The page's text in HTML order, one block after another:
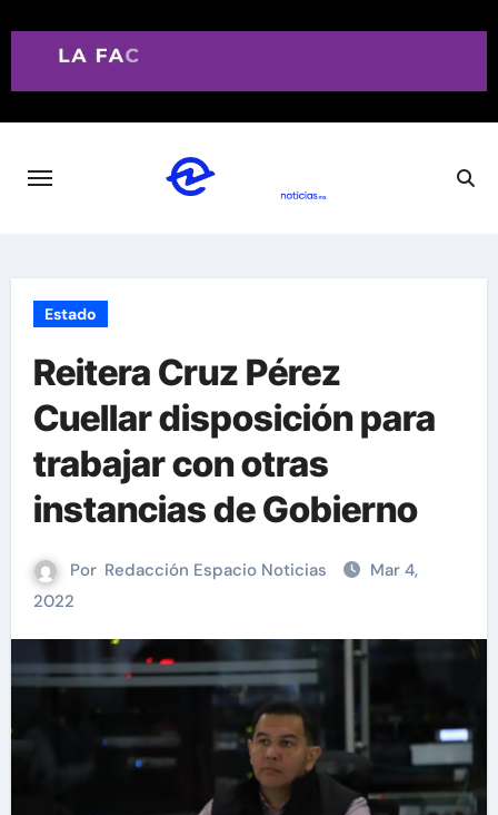
Estado
Reitera Cruz Pérez
Cuellar disposición para
trabajar con otras
instancias de Gobierno
Por Redacción Espacio Noticias
Mar 4,
2022